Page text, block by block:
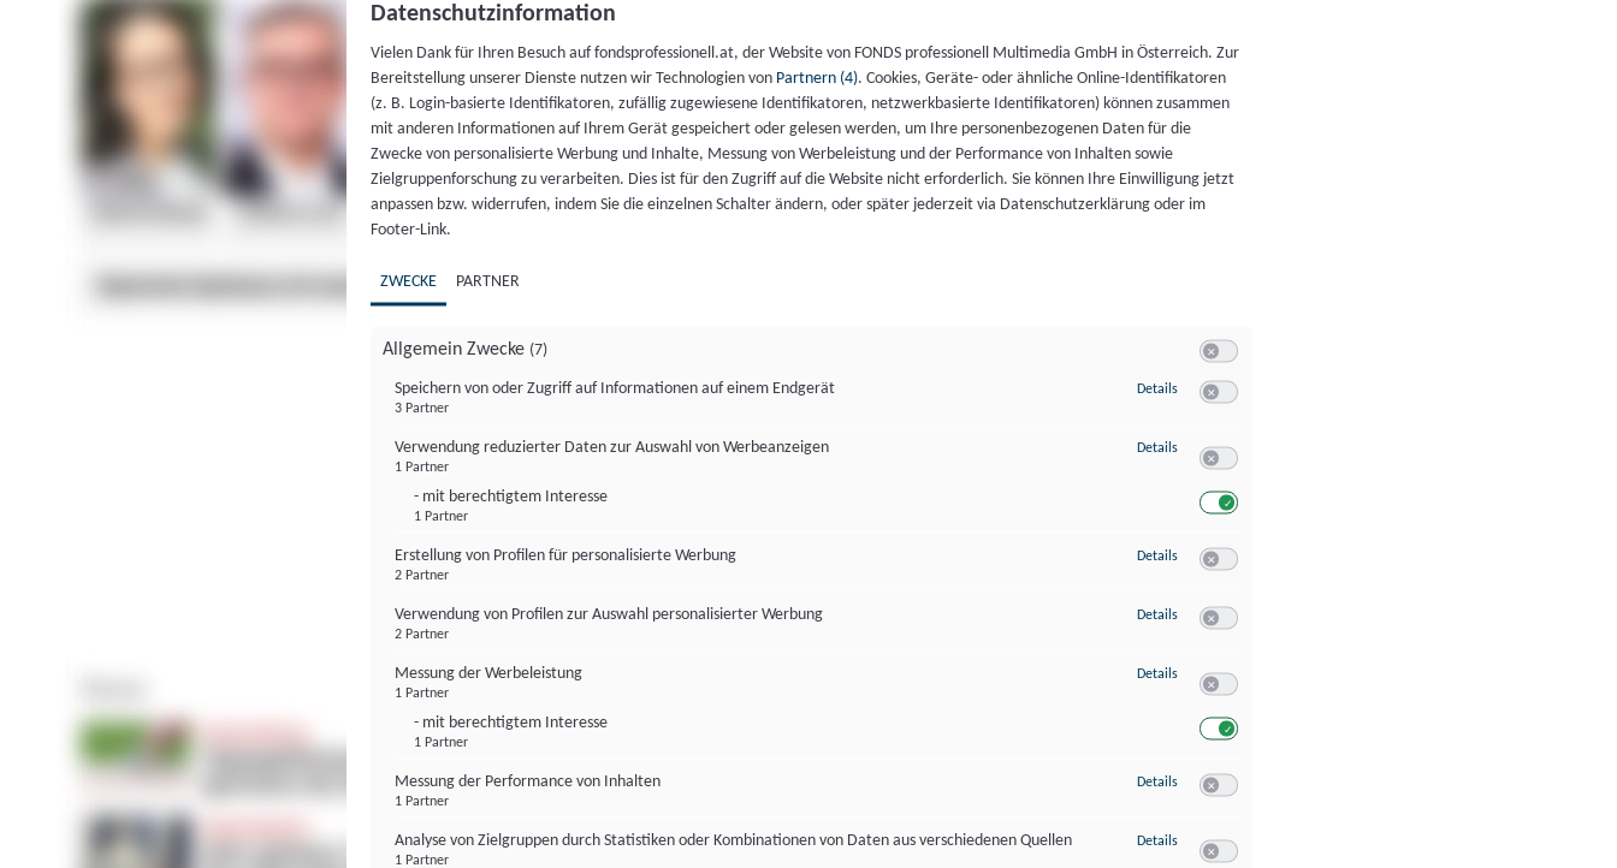
Datenschutzinformation
Vielen Dank für Ihren Besuch auf fondsprofessionell.at, der Website von FONDS professionell Multimedia GmbH in Österreich. Zur
Bereitstellung unserer Dienste nutzen wir Technologien von Partnern (4). Cookies, Geräte- oder ähnliche Online-Identifikatoren
(z. B. Login-basierte Identifikatoren, zufällig zugewiesene Identifikatoren, netzwerkbasierte Identifikatoren) können zusammen
mit anderen Informationen auf Ihrem Gerät gespeichert oder gelesen werden, um Ihre personenbezogenen Daten für die
Zwecke von personalisierte Werbung und Inhalte, Messung von Werbeleistung und der Performance von Inhalten sowie
Zielgruppenforschung zu verarbeiten. Dies ist für den Zugriff auf die Website nicht erforderlich. Sie können Ihre Einwilligung jetzt
anpassen bzw. widerrufen, indem Sie die einzelnen Schalter ändern, oder später jederzeit via Datenschutzerklärung oder im
Footer-Link.
ZWECKE PARTNER
Allgemein Zwecke (7)
Speichern von oder Zugriff auf Informationen auf einem Endgerät
3 Partner
Details zu Speichern von oder Zugriff auf Informationen auf einem Endgerät
Verwendung reduzierter Daten zur Auswahl von Werbeanzeigen
1 Partner
- mit berechtigtem Interesse
1 Partner
Details zu Verwendung reduzierter Daten zur Auswahl von Werbeanzeigen
Erstellung von Profilen für personalisierte Werbung
2 Partner
Details zu Erstellung von Profilen für personalisierte Werbung
Verwendung von Profilen zur Auswahl personalisierter Werbung
2 Partner
Details zu Verwendung von Profilen zur Auswahl personalisierter Werbung
Messung der Werbeleistung
1 Partner
- mit berechtigtem Interesse
1 Partner
Details zu Messung der Werbeleistung
Messung der Performance von Inhalten
1 Partner
Details zu Messung der Performance von Inhalten
Analyse von Zielgruppen durch Statistiken oder Kombinationen von Daten aus verschiedenen Quellen
1 Partner
Details zu Analyse von Zielgruppen durch Statistiken oder Kombinationen von